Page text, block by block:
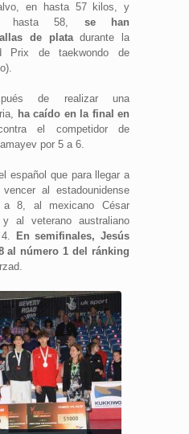
en hasta 57 kilos, y
hasta 58, se han
de platadurante la
Prix de taekwondo de
de realizar una
ha caído en la final en
el competidor de
por 5 a 6.
español que para llegar a
al estadounidense
8, al mexicano César
al veterano australiano
En semifinales, Jesús
al número 1 del ránking